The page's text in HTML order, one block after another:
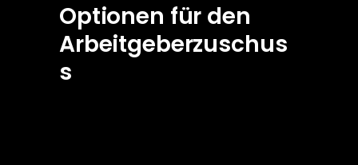
Optionen für den
Arbeitgeberzuschus
s